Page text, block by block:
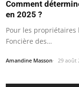
Comment
en 2025 ?
Pour les propriétaires
Foncière des…
Amandine Masson 29 août